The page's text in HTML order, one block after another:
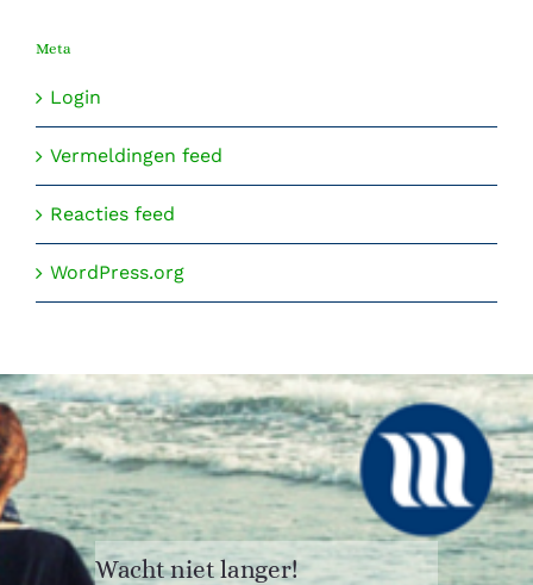
Meta
Login
Vermeldingen feed
Reacties feed
WordPress.org
Wacht niet langer!